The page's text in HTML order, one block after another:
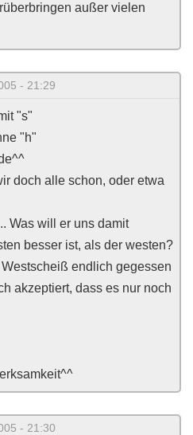
außer vielen
- 21:29
"s"
"h"
doch alle schon, oder etwa
Was will er uns damit
besser ist, als der westen?
endlich gegessen
akzeptiert, dass es nur noch
- 21:30